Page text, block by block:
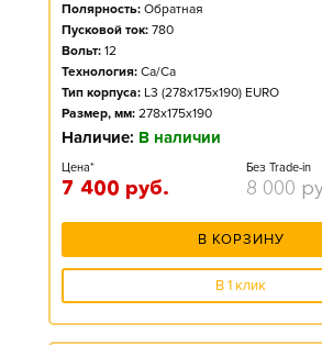
Полярность: Обратная
Пусковой ток: 780
Вольт: 12
Технология: Ca/Ca
Тип корпуса: L3 (278x175x190) EURO
Размер, мм: 278x175x190
Наличие: В наличии
Цена*
7 400 руб.
Без Trade-in
8 000
В КОРЗИНУ
В 1 клик